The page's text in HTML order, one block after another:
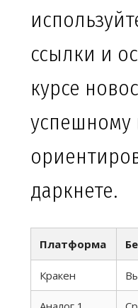
ссылки и
курсе
успешному
даркнете.
Платформа
Кракен